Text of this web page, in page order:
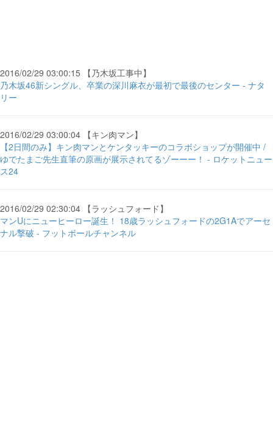
2016/02/29 03:00:15 【乃木坂工事中】
乃木坂46新シングル、卒業の深川麻衣が最初で最後のセンター - ナタ
リー
2016/02/29 03:00:04 【キン肉マン】
【2日間のみ】キン肉マンとケンタッキーのコラボショップが開催中 /
ゆでたまご先生直筆の原画が展示されてるゾーーー！ - ロケットニュー
ス24
2016/02/29 02:30:04 【ラッシュフォード】
マンUにニューヒーロー誕生！ 18歳ラッシュフォードの2G1Aでアーセ
ナル撃破 - フットボールチャンネル